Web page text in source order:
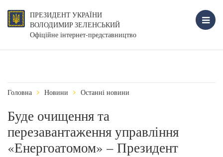
ПРЕЗИДЕНТ УКРАЇНИ
ВОЛОДИМИР ЗЕЛЕНСЬКИЙ
Офіційне інтернет-представництво
Головна Новини Останні новини
Буде очищення та
перезавантаження управління
«Енергоатомом» – Президент